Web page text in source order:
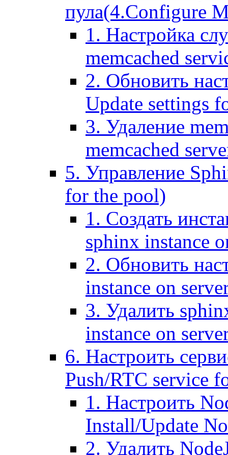
пула(4.Configure
1. Настройка
memcached
2. Обновить
Update settings
3. Удаление
memcached
5. Управление
for the pool)
1. Создать
sphinx instance
2. Обновить
instance on
3. Удалить
instance on
6. Настроить
Push/RTC service
1. Настроить
Install/Update
2. Удалить